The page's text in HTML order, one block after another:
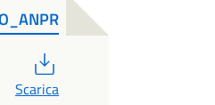
Scarica